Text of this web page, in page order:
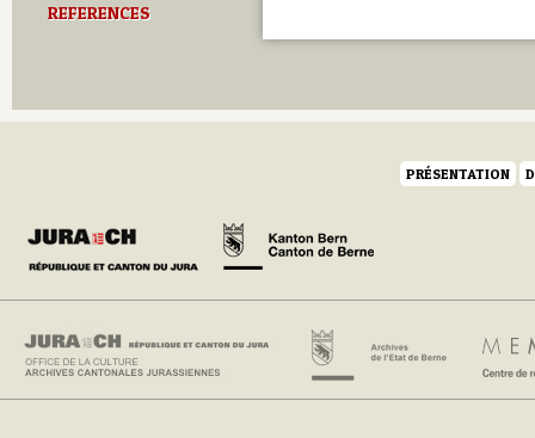
REFERENCES
PRÉSENTATION